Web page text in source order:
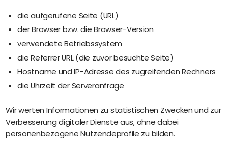
die aufgerufene Seite (URL)
der Browser bzw. die Browser-Version
verwendete Betriebssystem
die Referrer URL (die zuvor besuchte Seite)
Hostname und IP-Adresse des zugreifenden Rechners
die Uhrzeit der Serveranfrage
Wir werten Informationen zu statistischen Zwecken und zur
Verbesserung digitaler Dienste aus, ohne dabei
personenbezogene Nutzendeprofile zu bilden.